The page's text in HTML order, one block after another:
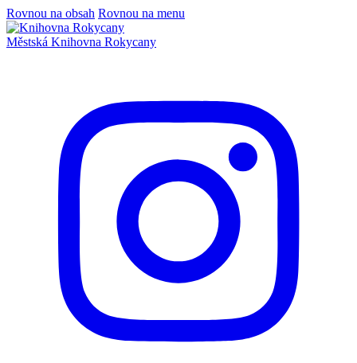
Rovnou na obsah Rovnou na menu
Městská Knihovna Rokycany